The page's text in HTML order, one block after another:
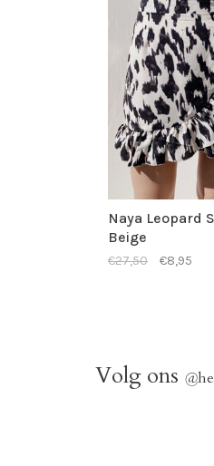
Naya Leopard
Beige
€27,50 €8,95
Volg ons @